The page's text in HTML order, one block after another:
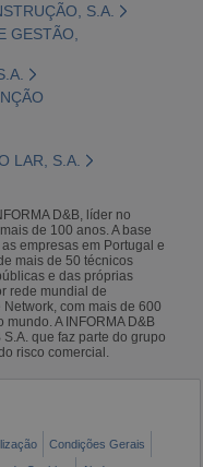
S.A.
GESTÃO,
LAR, S.A.
D&B, líder no
de 100 anos. A base
empresas em Portugal e
mais de 50 técnicos
e das próprias
rede mundial de
com mais de 600
A INFORMA D&B
que faz parte do grupo
risco comercial.
Condições Gerais